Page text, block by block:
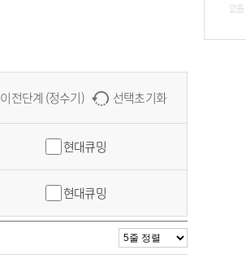
없음
이전단계 (정수기) 선택초기화
현대큐밍
현대큐밍